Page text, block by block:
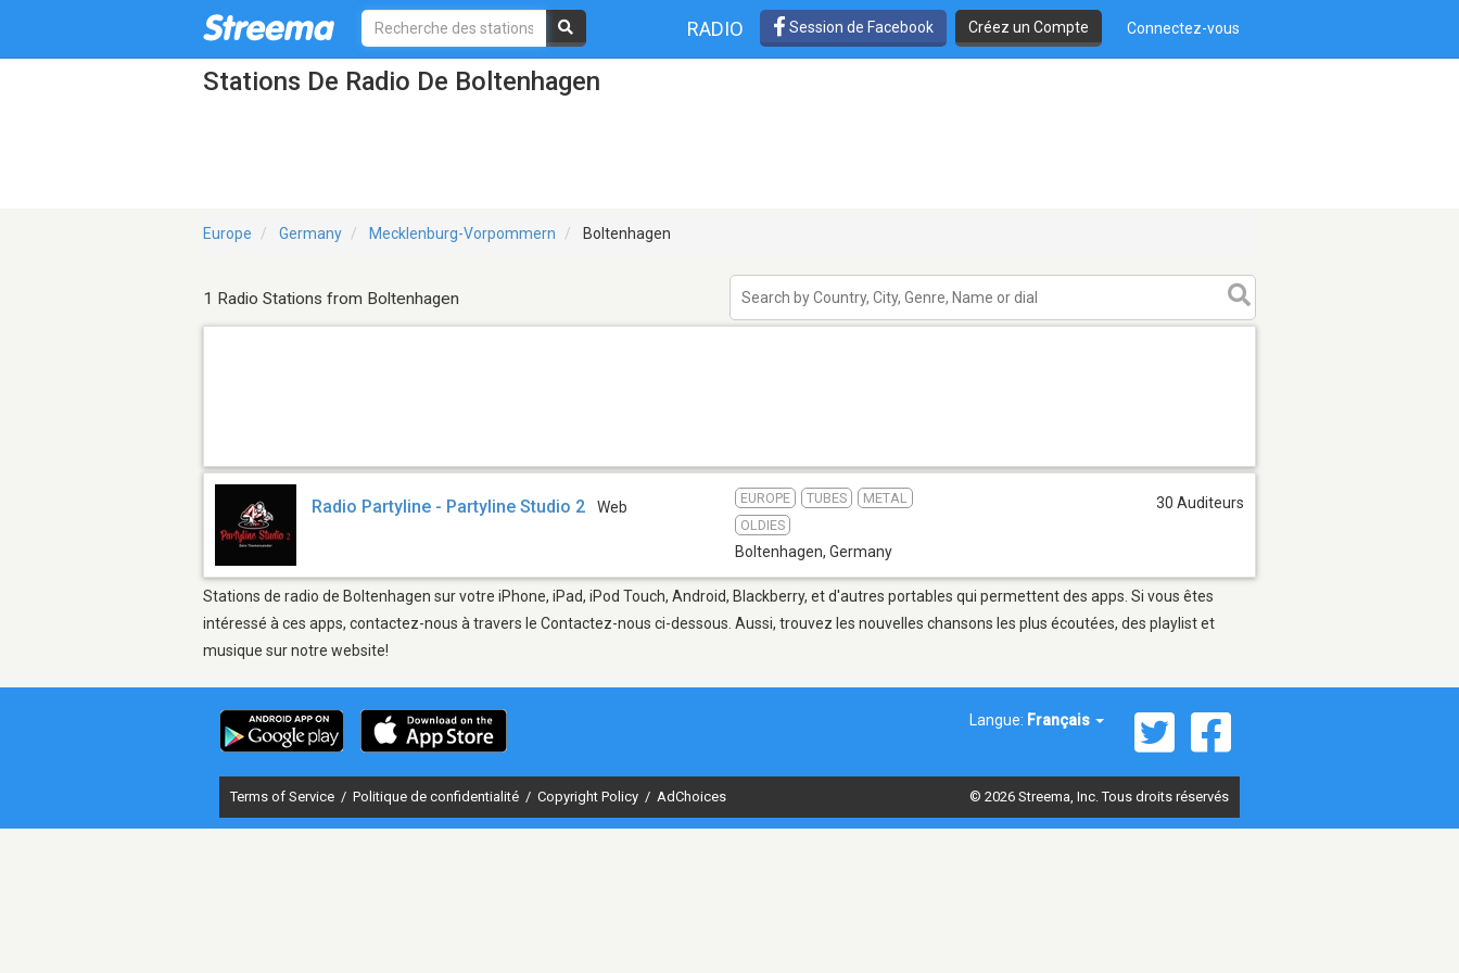
RADIO Session de Facebook Créez un Compte Connectez-vous
Stations De Radio De Boltenhagen
Europe Germany Mecklenburg-Vorpommern Boltenhagen
1 Radio Stations from Boltenhagen
Radio Partyline - Partyline Studio 2 Web
EUROPE TUBES
METAL
OLDIES
Boltenhagen, Germany
30 Auditeurs
Stations de radio de Boltenhagen sur votre iPhone, iPad, iPod Touch, Android, Blackberry, et d'autres portables qui permettent des apps. Si vous êtes
intéressé à ces apps, contactez-nous à travers le Contactez-nous ci-dessous. Aussi, trouvez les nouvelles chansons les plus écoutées, des playlist et
musique sur notre website!
Langue: Français
Terms of Service / Politique de confidentialité / Copyright Policy / AdChoices © 2026 Streema, Inc. Tous droits réservés